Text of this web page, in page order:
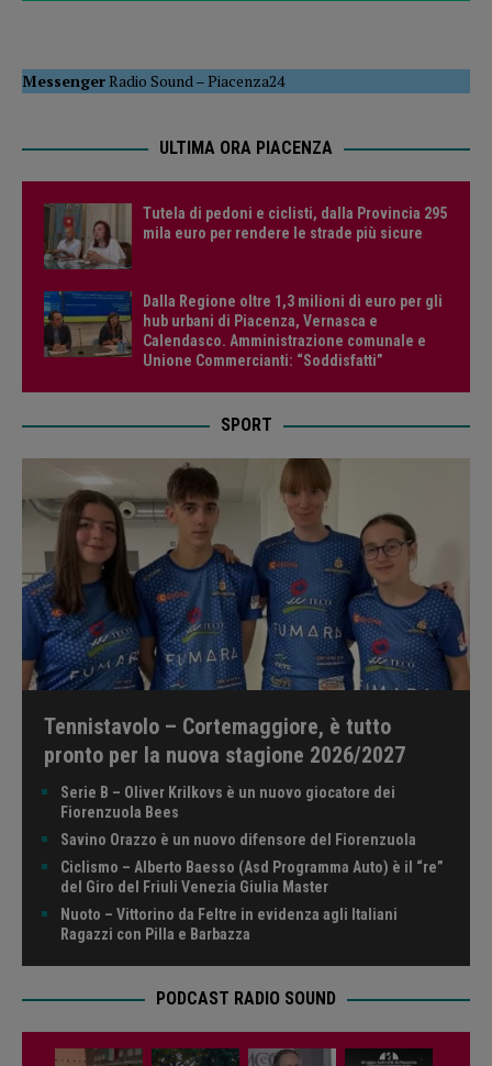
MessengerRadio Sound –Piacenza24
ULTIMA ORA PIACENZA
Tutela di pedoni e ciclisti, dalla Provincia 295
mila euro per rendere le strade più sicure
Dalla Regione oltre 1,3 milioni di euro per gli
hub urbani di Piacenza, Vernasca e
Calendasco. Amministrazione comunale e
Unione Commercianti: “Soddisfatti”
SPORT
Tennistavolo – Cortemaggiore, è tutto
pronto per la nuova stagione 2026/2027
Serie B – Oliver Krilkovs è un nuovo giocatore dei
Fiorenzuola Bees
Savino Orazzo è un nuovo difensore del Fiorenzuola
Ciclismo – Alberto Baesso (Asd Programma Auto) è il “re”
del Giro del Friuli Venezia Giulia Master
Nuoto – Vittorino da Feltre in evidenza agli Italiani
Ragazzi con Pilla e Barbazza
PODCAST RADIO SOUND